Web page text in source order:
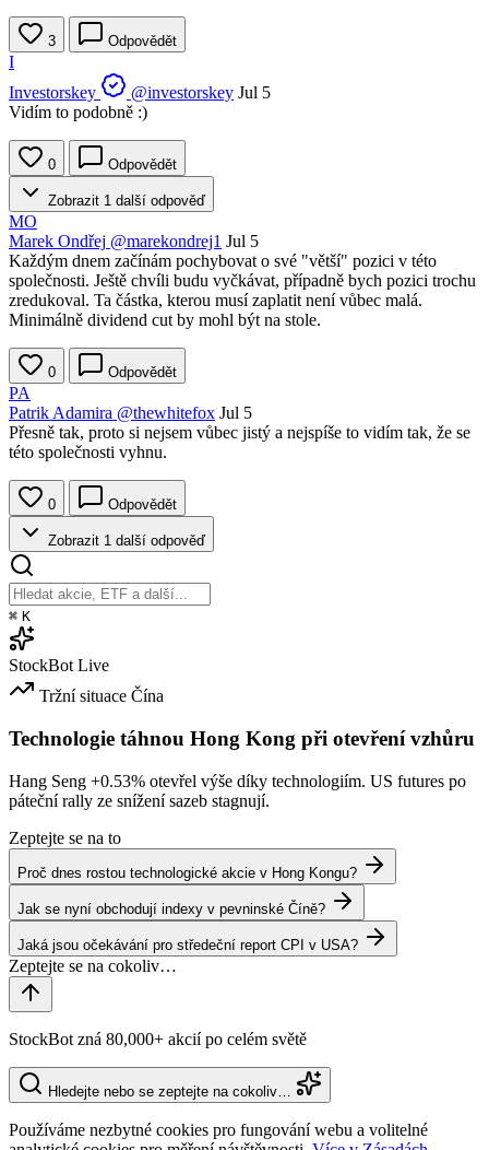
3 Odpovědět
I
Investorskey
@investorskey Jul 5
Vidím to podobně :)
0 Odpovědět
Zobrazit 1 další odpověď
MO
Marek Ondřej @marekondrej1 Jul 5
Každým dnem začínám pochybovat o své "větší" pozici v této
společnosti. Ještě chvíli budu vyčkávat, případně bych pozici trochu
zredukoval. Ta částka, kterou musí zaplatit není vůbec malá.
Minimálně dividend cut by mohl být na stole.
0 Odpovědět
PA
Patrik Adamira @thewhitefox Jul 5
Přesně tak, proto si nejsem vůbec jistý a nejspíše to vidím tak, že se
této společnosti vyhnu.
0 Odpovědět
Zobrazit 1 další odpověď
⌘ K
StockBot Live
Tržní situace Čína
Technologie táhnou Hong Kong při otevření vzhůru
Hang Seng +0.53% otevřel výše díky technologiím. US futures po
páteční rally ze snížení sazeb stagnují.
Zeptejte se na to
Proč dnes rostou technologické akcie v Hong Kongu?
Jak se nyní obchodují indexy v pevninské Číně?
Jaká jsou očekávání pro středeční report CPI v USA?
StockBot zná 80,000+ akcií po celém světě
Hledejte nebo se zeptejte na cokoliv…
Používáme nezbytné cookies pro fungování webu a volitelné